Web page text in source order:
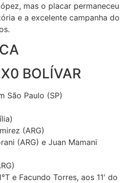
mas o placar permaneceu
e a excelente campanha do
BOLÍVAR
São Paulo (SP)
(ARG)
(ARG) e Juan Mamani
e Facundo Torres, aos 11′ do